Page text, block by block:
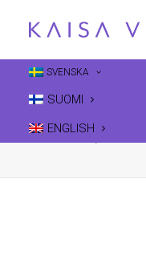
SVENSKA
SUOMI
ENGLISH
kaisa-
Home